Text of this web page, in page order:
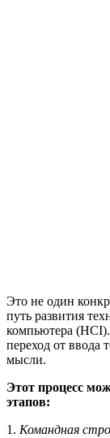
Это не один
путь развития
компьютера
переход от ввода
мысли.
Этот процесс
этапов:
1. Командная